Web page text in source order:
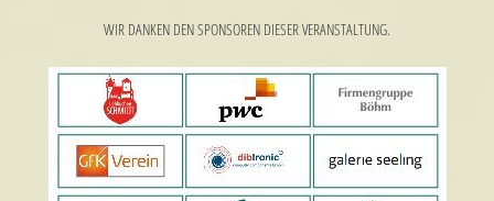
WIR DANKEN DEN SPONSOREN DIESER VERANSTALTUNG.